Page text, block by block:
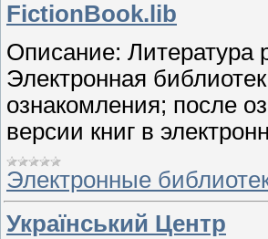
FictionBook.lib
Описание: Литература
Электронная
ознакомления; после
версии книг в
Электронные
Український Центр